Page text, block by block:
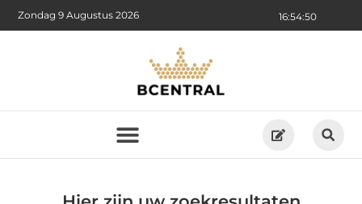
16:54:50
Zondag 9 Augustus 2026